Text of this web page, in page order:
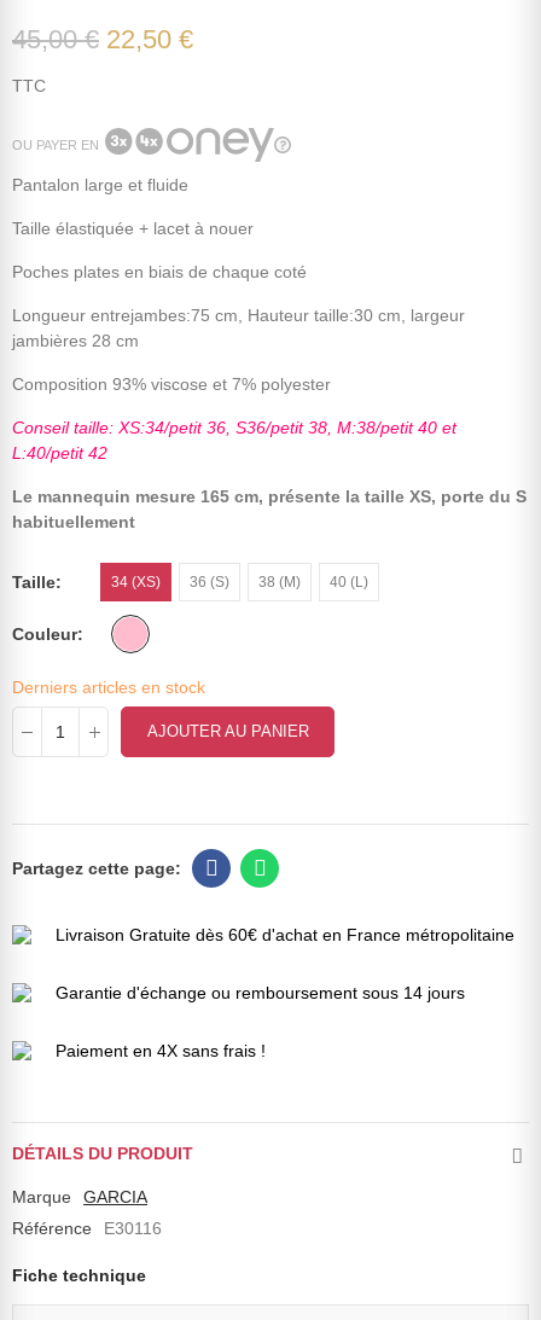
45,00 € 22,50 €
TTC
OU PAYER EN
Pantalon large et fluide
Taille élastiquée + lacet à nouer
Poches plates en biais de chaque coté
Longueur entrejambes:75 cm, Hauteur taille:30 cm, largeur
jambières 28 cm
Composition 93% viscose et 7% polyester
Conseil taille: XS:34/petit 36, S36/petit 38, M:38/petit 40 et
L:40/petit 42
Le mannequin mesure 165 cm, présente la taille XS, porte du S
habituellement
Taille 34 (XS) 36 (S) 38 (M) 40 (L)
Couleur
Derniers articles en stock
AJOUTER AU PANIER
Livraison Gratuite dès 60€ d'achat en France métropolitaine
Garantie d'échange ou remboursement sous 14 jours
Paiement en 4X sans frais !
DÉTAILS DU PRODUIT
Marque
GARCIA
Référence
E30116
Fiche technique